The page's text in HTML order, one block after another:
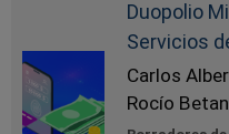
Duopolio
Servicios
Carlos
Rocío